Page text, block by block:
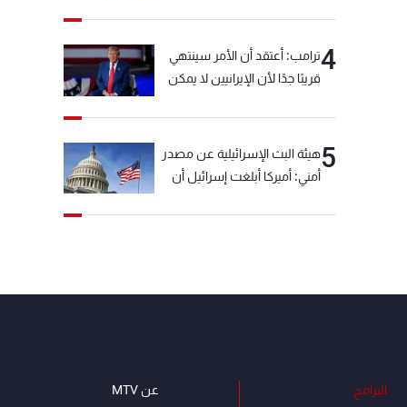
4ترامب: أعتقد أن الأمر سينتهي
قريبًا جدًا لأن الإيرانيين لا يمكن
5هيئة البث الإسرائيلية عن مصدر
أمني: أميركا أبلغت إسرائيل أن
البرامج
عن MTV